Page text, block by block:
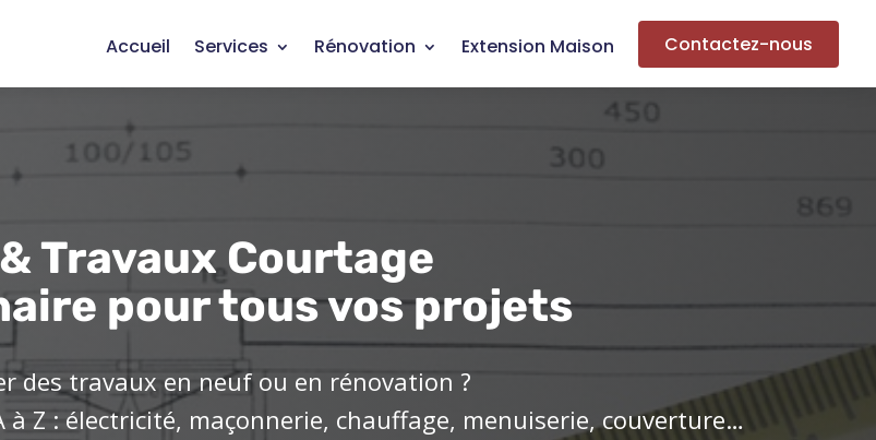
Accueil Services Rénovation Extension Maison Contactez-nous
Travaux Courtage
pour tous vos projets
des travaux en neuf ou en rénovation ?
à Z : électricité, maçonnerie, chauffage, menuiserie, couverture…